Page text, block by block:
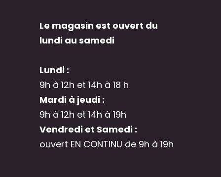
Le magasin est ouvert du
lundi au samedi
Lundi :
9h à 12h et 14h à 18 h
Mardi à jeudi :
9h à 12h et 14h à 19h
Vendredi et Samedi :
ouvert EN CONTINU de 9h à 19h